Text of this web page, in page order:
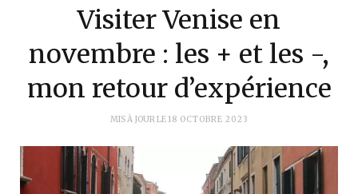
Visiter Venise en
novembre : les + et les -,
mon retour d’expérience
MIS À JOUR LE18 OCTOBRE 2023